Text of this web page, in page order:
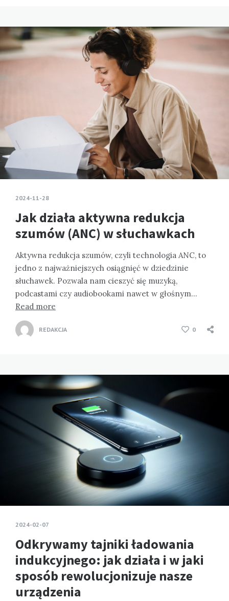
2024-11-28
Jak działa aktywna redukcja
szumów (ANC) w słuchawkach
Aktywna redukcja szumów, czyli technologia ANC, to
jedno z najważniejszych osiągnięć w dziedzinie
słuchawek. Pozwala nam cieszyć się muzyką,
podcastami czy audiobookami nawet w głośnym…
Read more
REDAKCJA 0
2024-02-07
Odkrywamy tajniki ładowania
indukcyjnego: jak działa i w jaki
sposób rewolucjonizuje nasze
urządzenia